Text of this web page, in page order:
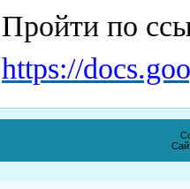
Пройти по
https://